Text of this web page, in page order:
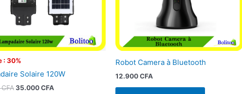
: 30%
Solaire 120W
CFA 35.000CFA
Robot Camera à Bluetooth
12.900CFA